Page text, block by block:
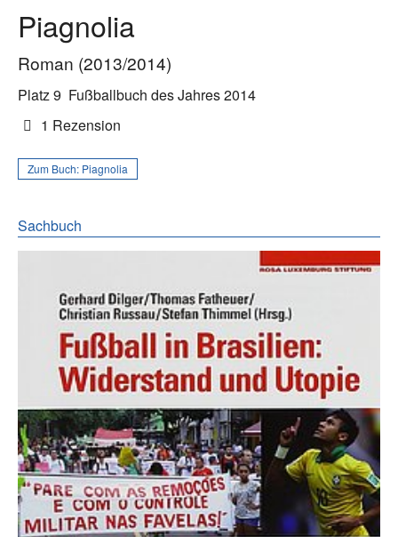
Piagnolia
Roman (2013/2014)
Platz 9 Fußballbuch des Jahres 2014
1 Rezension
Zum Buch: Piagnolia
Sachbuch